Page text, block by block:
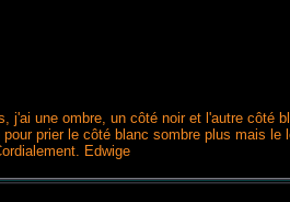
une ombre, un côté noir et l'autre côté
prier le côté blanc sombre plus mais
Edwige